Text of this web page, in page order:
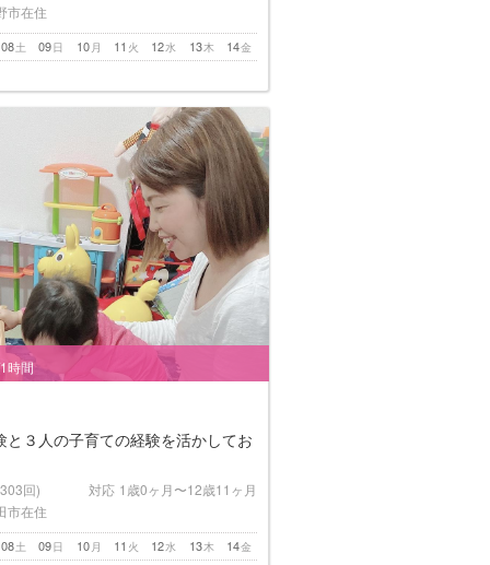
市在住
土
08 日
09 月
10 火
11 水
12 木
13 金
14
時間
と３人の子育ての経験を活かしてお
回) 対応 1歳0ヶ月〜12歳11ヶ月
市在住
土
08 日
09 月
10 火
11 水
12 木
13 金
14